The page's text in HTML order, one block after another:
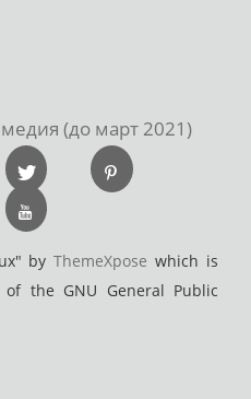
(до март 2021)
byThemeXpose which is
the GNU General Public